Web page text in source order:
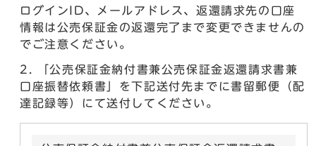
ログインID、メールアドレス、返還請求先の口座
情報は公売保証金の返還完了まで変更できませんの
でご注意ください。
「公売保証金納付書兼公売保証金返還請求書兼
口座振替依頼書」を下記送付先までに書留郵便（配
達記録等）にて送付してください。